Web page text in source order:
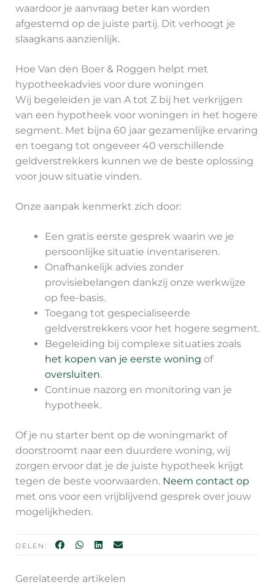
waardoor je aanvraag beter kan worden
afgestemd op de juiste partij. Dit verhoogt je
slaagkans aanzienlijk.
Hoe Van den Boer & Roggen helpt met
hypotheekadvies voor dure woningen
Wij begeleiden je van A tot Z bij het verkrijgen
van een hypotheek voor woningen in het hogere
segment. Met bijna 60 jaar gezamenlijke ervaring
en toegang tot ongeveer 40 verschillende
geldverstrekkers kunnen we de beste oplossing
voor jouw situatie vinden.
Onze aanpak kenmerkt zich door:
Een gratis eerste gesprek waarin we je
persoonlijke situatie inventariseren.
Onafhankelijk advies zonder
provisiebelangen dankzij onze werkwijze
op fee-basis.
Toegang tot gespecialiseerde
geldverstrekkers voor het hogere segment.
Begeleiding bij complexe situaties zoals
het kopen van je eerste woning of
oversluiten.
Continue nazorg en monitoring van je
hypotheek.
Of je nu starter bent op de woningmarkt of
doorstroomt naar een duurdere woning, wij
zorgen ervoor dat je de juiste hypotheek krijgt
tegen de beste voorwaarden. Neem contact op
met ons voor een vrijblijvend gesprek over jouw
mogelijkheden.
DELEN:
Gerelateerde artikelen